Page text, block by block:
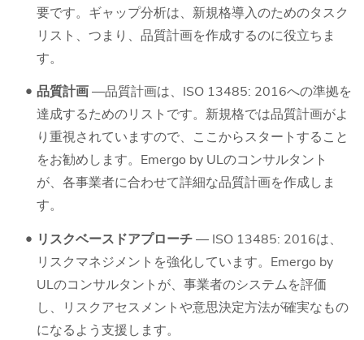
要です。ギャップ分析は、新規格導入のためのタスク
リスト、つまり、品質計画を作成するのに役立ちま
す。
品質計画 ―品質計画は、ISO 13485: 2016への準拠を
達成するためのリストです。新規格では品質計画がよ
り重視されていますので、ここからスタートすること
をお勧めします。Emergo by ULのコンサルタント
が、各事業者に合わせて詳細な品質計画を作成しま
す。
リスクベースドアプローチ ― ISO 13485: 2016は、
リスクマネジメントを強化しています。Emergo by
ULのコンサルタントが、事業者のシステムを評価
し、リスクアセスメントや意思決定方法が確実なもの
になるよう支援します。